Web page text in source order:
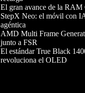
El gran avance de la
StepX Neo: el móvil con
agéntica
AMD Multi Frame
junto a FSR
El estándar True Black
revoluciona el OLED